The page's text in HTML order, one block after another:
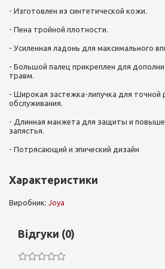
- Изготовлен из синтетической кожи.
- Пена тройной плотности.
- Усиленная ладонь для максимального
- Большой палец прикреплен для
травм.
- Широкая застежка-липучка для точной
обслуживания.
- Длинная манжета для защиты и
запястья.
- Потрясающий и эпический дизайн
Характеристики
Виробник: Joya
Відгуки (0)